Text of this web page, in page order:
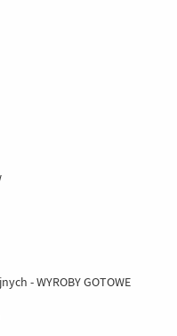
- WYROBY GOTOWE